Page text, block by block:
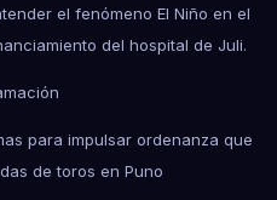
el fenómeno El Niño en el
del hospital de Juli.
para impulsar ordenanza que
de toros en Puno